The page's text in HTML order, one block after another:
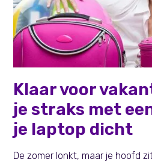
Persoonlijke effectiviteit
Klaar voor
je straks met
je laptop dicht
De zomer lonkt, maar je hoofd